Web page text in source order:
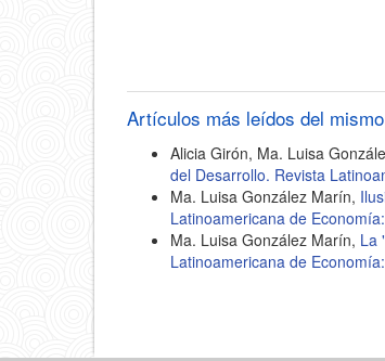
Artículos más leídos del
Alicia Girón, Ma. Luisa
del Desarrollo. Revista
Ma. Luisa González Marín,
Latinoamericana de
Ma. Luisa González Marín, La
Latinoamericana de